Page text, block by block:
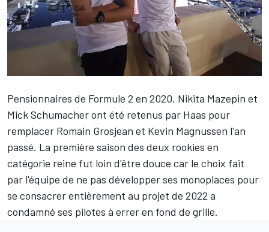
Pensionnaires de Formule 2 en 2020, Nikita Mazepin et
Mick Schumacheront été retenus par Haas pour
remplacer Romain Grosjean et Kevin Magnussen l'an
passé. La première saison des deux rookies en
catégorie reine fut loin d'être douce car le choix fait
par l'équipe de ne pas développer ses monoplaces pour
se consacrer entièrement au projet de 2022 a
condamné ses pilotes à errer en fond de grille.